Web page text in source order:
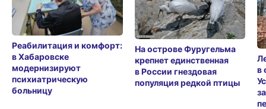
Реабилитация и комфорт:
в Хабаровске
модернизируют
психиатрическую
больницу
На острове Фуругельма
крепнет единственная
в России гнездовая
популяция редкой птицы
в